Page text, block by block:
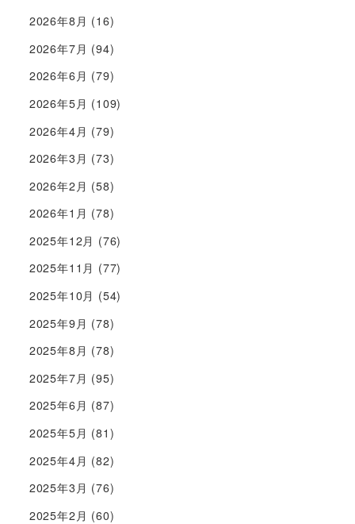
2026年8月 (16)
2026年7月 (94)
2026年6月 (79)
2026年5月 (109)
2026年4月 (79)
2026年3月 (73)
2026年2月 (58)
2026年1月 (78)
2025年12月 (76)
2025年11月 (77)
2025年10月 (54)
2025年9月 (78)
2025年8月 (78)
2025年7月 (95)
2025年6月 (87)
2025年5月 (81)
2025年4月 (82)
2025年3月 (76)
2025年2月 (60)